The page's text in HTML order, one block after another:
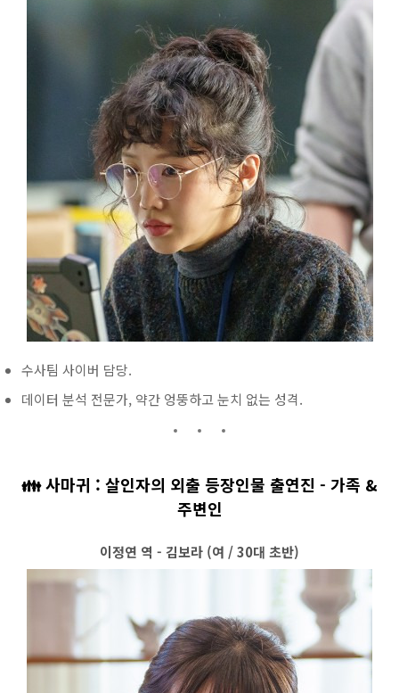
수사팀 사이버 담당.
데이터 분석 전문가, 약간 엉뚱하고 눈치 없는 성격.
👪 사마귀 : 살인자의 외출 등장인물 출연진 - 가족 &
주변인
이정연 역 - 김보라 (여 / 30대 초반)